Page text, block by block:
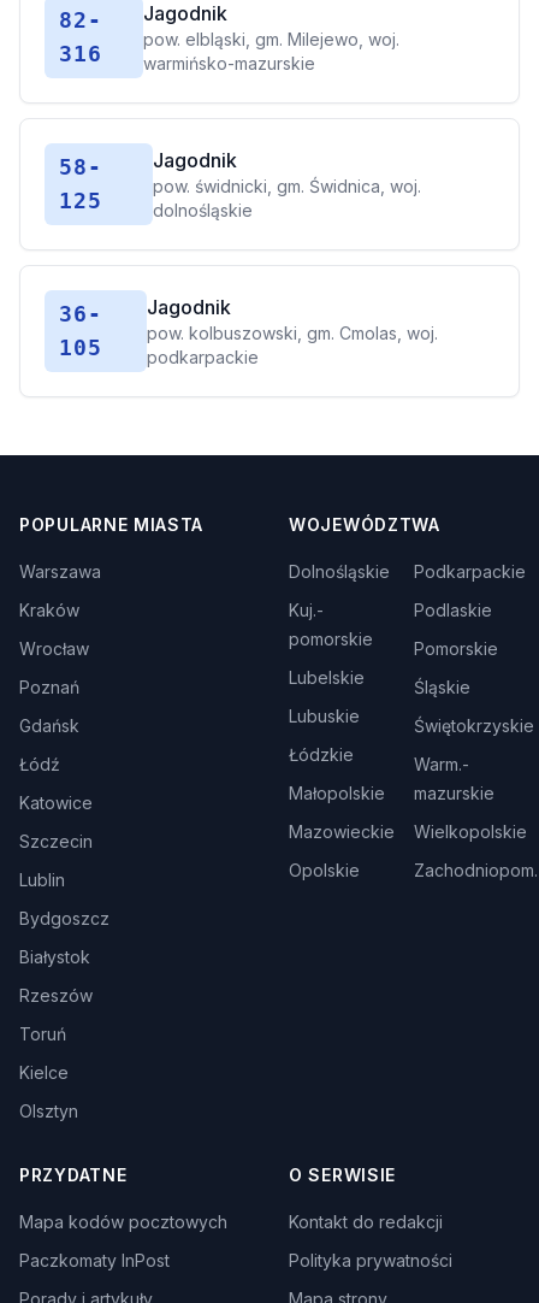
82-
316
Jagodnik
pow. elbląski, gm. Milejewo, woj.
warmińsko-mazurskie
58-
125
Jagodnik
pow. świdnicki, gm. Świdnica, woj.
dolnośląskie
36-
105
Jagodnik
pow. kolbuszowski, gm. Cmolas, woj.
podkarpackie
POPULARNE MIASTA
Warszawa
Kraków
Wrocław
Poznań
Gdańsk
Łódź
Katowice
Szczecin
Lublin
Bydgoszcz
Białystok
Rzeszów
Toruń
Kielce
Olsztyn
WOJEWÓDZTWA
Dolnośląskie
Kuj.-
pomorskie
Lubelskie
Lubuskie
Łódzkie
Małopolskie
Mazowieckie
Opolskie
Podkarpackie
Podlaskie
Pomorskie
Śląskie
Świętokrzyskie
Warm.-
mazurskie
Wielkopolskie
Zachodniopom.
PRZYDATNE
Mapa kodów pocztowych
Paczkomaty InPost
Porady i artykuły
O SERWISIE
Kontakt do redakcji
Polityka prywatności
Mapa strony